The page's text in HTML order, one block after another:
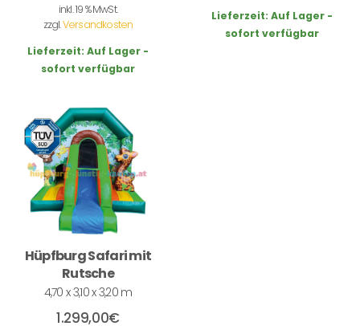
inkl. 19 % MwSt.
zzgl.Versandkosten
Lieferzeit: Auf Lager -
sofort verfügbar
Lieferzeit: Auf Lager -
sofort verfügbar
Hüpfburg Safari mit
Rutsche
4,70 x 3,10 x 3,20 m
1.299,00€